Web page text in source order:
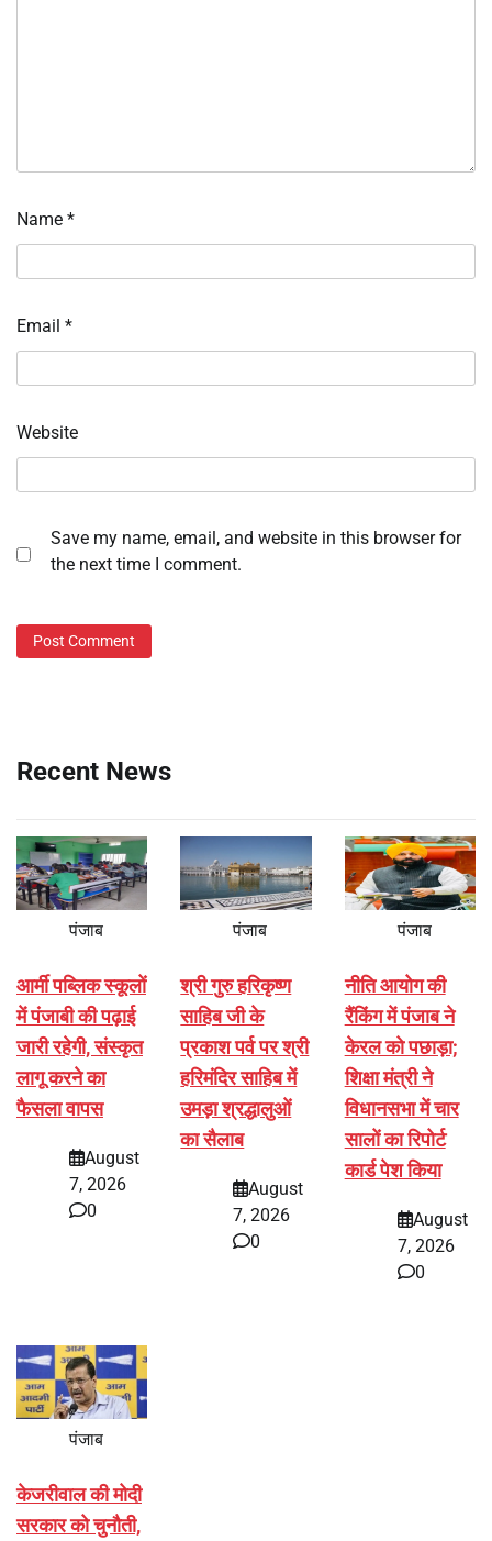
Name *
Email *
Website
Save my name, email, and website in this browser for
the next time I comment.
Recent News
पंजाब
आर्मी पब्लिक स्कूलों
में पंजाबी की पढ़ाई
जारी रहेगी, संस्कृत
लागू करने का
फैसला वापस
August
7, 2026
0
पंजाब
श्री गुरु हरिकृष्ण
साहिब जी के
प्रकाश पर्व पर श्री
हरिमंदिर साहिब में
उमड़ा श्रद्धालुओं
का सैलाब
August
7, 2026
0
पंजाब
नीति आयोग की
रैंकिंग में पंजाब ने
केरल को पछाड़ा;
शिक्षा मंत्री ने
विधानसभा में चार
सालों का रिपोर्ट
कार्ड पेश किया
August
7, 2026
0
पंजाब
केजरीवाल की मोदी
सरकार को चुनौती,